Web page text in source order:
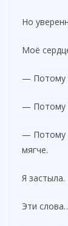
Но
Моё
— Потому
— Потому
— Потому
мягче.
Я застыла.
Эти